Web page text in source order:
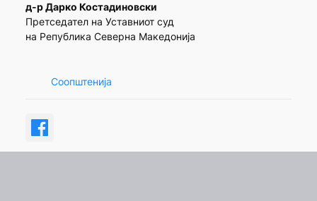
д-р Дарко Костадиновски
Претседател на Уставниот суд
на Република Северна Македонија
Соопштенија